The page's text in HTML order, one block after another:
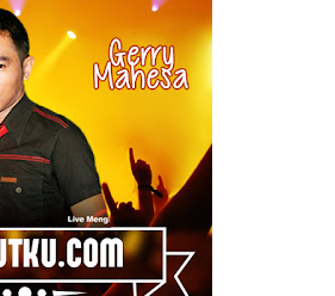
Live Pandangan Wetan - Mitra Manunggal
- Sifana + Lirik
2017 Karang Bener Kudus - Compack Community
Jihan Audy Terbaru 2017
Full Album New Pallapa Terbaru 2017
Lusiana Safara Terbaru New pallapa, Monata, Sera
Community 2016
Wonokerto September 2016